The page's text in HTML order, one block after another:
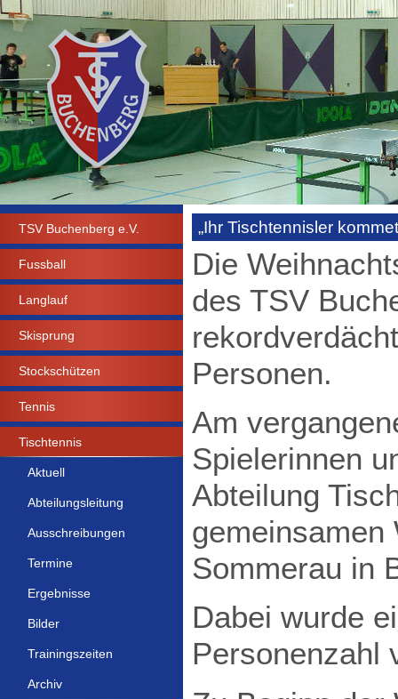
TSV Buchenberg e.V.
Fussball
Langlauf
Skisprung
Stockschützen
Tennis
Tischtennis
Aktuell
Abteilungsleitung
Ausschreibungen
Termine
Ergebnisse
Bilder
Trainingszeiten
Archiv
„Ihr Tischtennisler
Die
des TSV
Personen.
Am
Spielerinnen
Abteilung
gemeinsamen
Sommerau in
Dabei wurde
Personenzahl